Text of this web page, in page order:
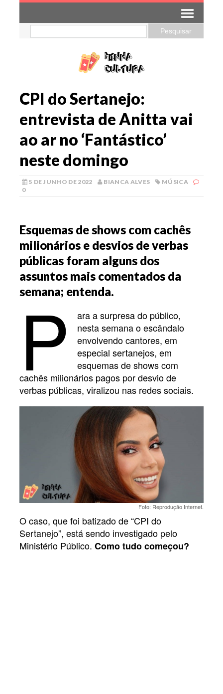
CPI do Sertanejo:
entrevista de Anitta vai
ao ar no ‘Fantástico’
neste domingo
5 DE JUNHO DE 2022 BIANCA ALVES
MÚSICA
0
Esquemas de shows com cachês
milionários e desvios de verbas
públicas foram alguns dos
assuntos mais comentados da
semana; entenda.
P
ara a surpresa do público,
nesta semana o escândalo
envolvendo cantores, em
especial sertanejos, em
esquemas de shows com
cachês milionários pagos por desvio de
verbas públicas, viralizou nas redes sociais.
Foto: Reprodução Internet.
O caso, que foi batizado de “CPI do
Sertanejo”, está sendo investigado pelo
Ministério Público. Como tudo começou?